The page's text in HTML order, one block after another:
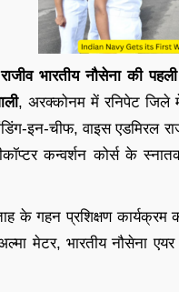
भारतीय नौसेना की
, अरक्कोनम में रनिपेट जिले
चीफ, वाइस एडमिरल राजेश
कन्वर्शन कोर्स के
के गहन प्रशिक्षण कार्यक्रम
मेटर, भारतीय नौसेना